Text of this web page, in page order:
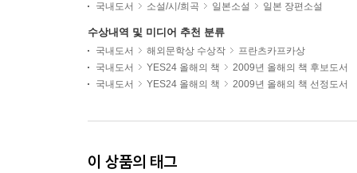
국내도서 소설/시/희곡 일본소설 일본 장편소설
수상내역 및 미디어 추천 분류
국내도서 해외문학상 수상작
프란츠카프카상
국내도서
YES24 올해의 책
2009년 올해의 책 후보도서
국내도서
YES24 올해의 책 2009년 올해의 책 선정도서
이 상품의 태그